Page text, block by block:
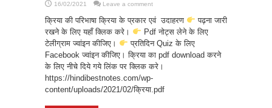
16/02/2021 Leave a comment
क्रिया की परिभाषा क्रिया के प्रकार एवं उदाहरण
पढ़ना जारी
रखने के लिए यहाँ क्लिक करे।
Pdf नोट्स लेने के लिए
टेलीग्राम ज्वांइन कीजिए।
प्रतिदिन Quiz के लिए
Facebook ज्वांइन कीजिए। क्रिया का pdf download करने
के लिए नीचे दिये गये लिंक पर क्लिक करे।
https://hindibestnotes.com/wp-
content/uploads/2021/02/क्रिया.pdf